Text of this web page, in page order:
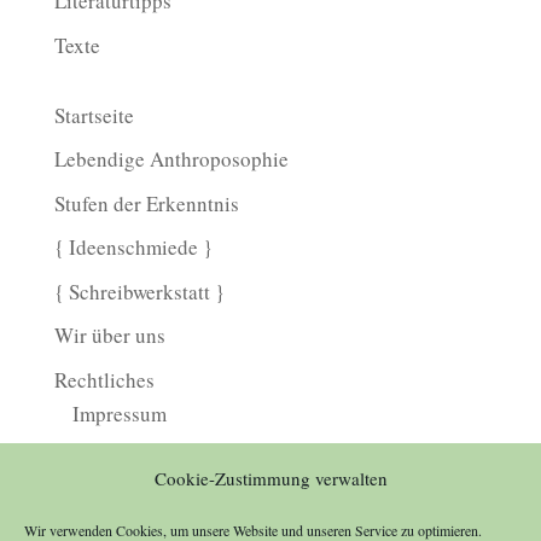
Cookie-Zustimmung verwalten
Wir verwenden Cookies, um unsere Website und unseren Service zu optimieren.
Texte
Startseite
Lebendige Anthroposophie
Stufen der Erkenntnis
{ Ideenschmiede }
{ Schreibwerkstatt }
Wir über uns
Rechtliches
Impressum